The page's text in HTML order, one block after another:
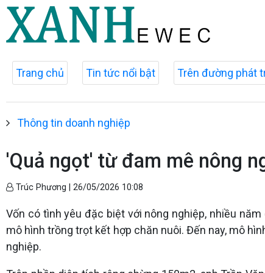
Trang chủ Tin tức nổi bật Trên đường phát
Thông tin doanh nghiệp
'Quả ngọt' từ đam mê nông
Trúc Phương | 26/05/2026 10:08
Vốn có tình yêu đặc biệt với nông nghiệp, nhiều
mô hình trồng trọt kết hợp chăn nuôi. Đến nay, mô
nghiệp.